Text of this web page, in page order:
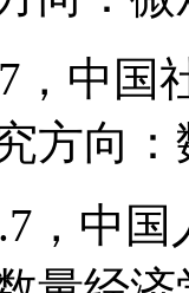
中国
方向
，中国